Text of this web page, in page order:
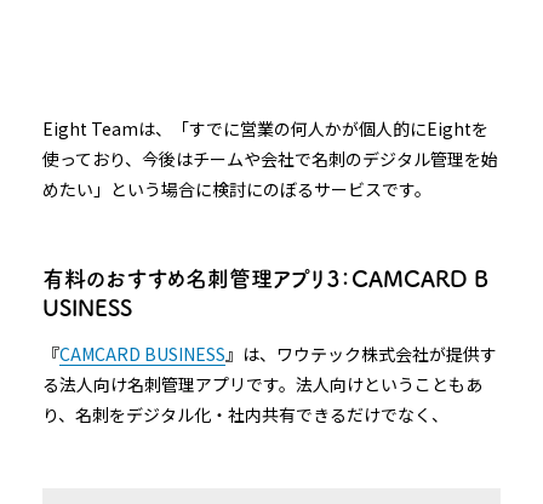
Eight Teamは、「すでに営業の何人かが個人的にEightを
使っており、今後はチームや会社で名刺のデジタル管理を始
めたい」という場合に検討にのぼるサービスです。
有料のおすすめ名刺管理アプリ３：CAMCARD B
USINESS
『CAMCARD BUSINESS 』は、ワウテック株式会社が提供す
る法人向け名刺管理アプリです。法人向けということもあ
り、名刺をデジタル化・社内共有できるだけでなく、